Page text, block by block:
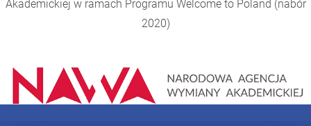
Akademickiej w ramach Programu Welcome to Poland (nabór
2020)